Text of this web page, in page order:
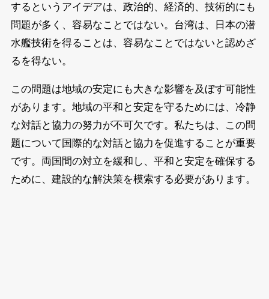
するというアイデアは、政治的、経済的、技術的にも
問題が多く、容易なことではない。台湾は、日本の潜
水艦技術を得ることは、容易なことではないと認めざ
るを得ない。
この問題は地域の安定にも大きな影響を及ぼす可能性
があります。地域の平和と安定を守るためには、冷静
な対話と協力の努力が不可欠です。私たちは、この問
題について国際的な対話と協力を促進することが重要
です。両国間の対立を緩和し、平和と安定を確保する
ために、建設的な解決策を模索する必要があります。